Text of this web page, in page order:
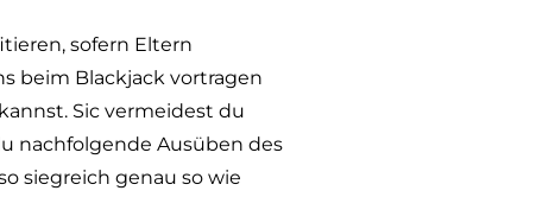
sofern Eltern
beim Blackjack vortragen
Sic vermeidest du
nachfolgende Ausüben des
siegreich genau so wie